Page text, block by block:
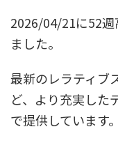
2026/04/21に52
ました。
最新のレラティブ
ど、より充実した
で提供しています。